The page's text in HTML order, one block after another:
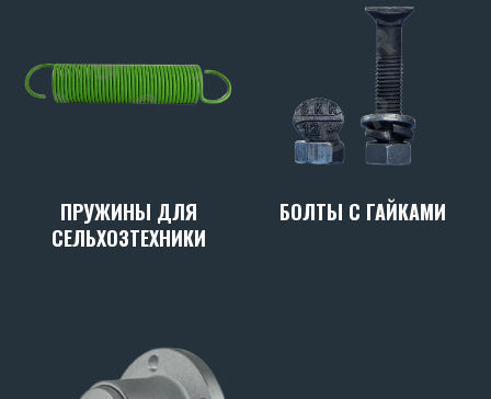
ПРУЖИНЫ ДЛЯ
СЕЛЬХОЗТЕХНИКИ
БОЛТЫ С ГАЙКАМИ